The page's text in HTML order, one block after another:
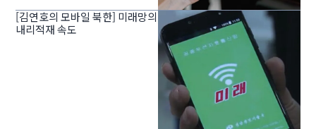
[김연호의 모바일 북한] 미래망의
내리적재 속도